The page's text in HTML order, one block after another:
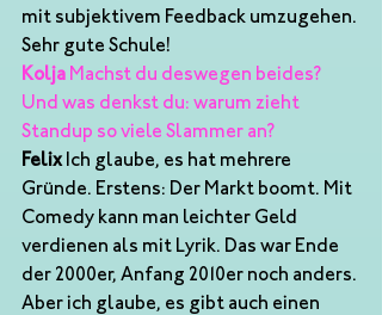
mit subjektivem Feedback umzugehen.
Sehr gute Schule!
Kolja Machst du deswegen beides?
Und was denkst du: warum zieht
Standup so viele Slammer an?
Felix Ich glaube, es hat mehrere
Gründe. Erstens: Der Markt boomt. Mit
Comedy kann man leichter Geld
verdienen als mit Lyrik. Das war Ende
der 2000er, Anfang 2010er noch anders.
Aber ich glaube, es gibt auch einen